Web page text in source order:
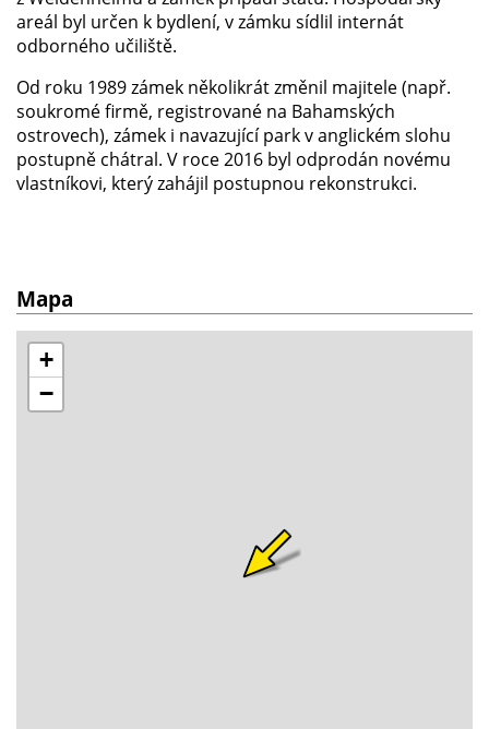
areál byl určen k bydlení, v zámku sídlil internát
odborného učiliště.
Od roku 1989 zámek několikrát změnil majitele (např.
soukromé firmě, registrované na Bahamských
ostrovech), zámek i navazující park v anglickém slohu
postupně chátral. V roce 2016 byl odprodán novému
vlastníkovi, který zahájil postupnou rekonstrukci.
Mapa